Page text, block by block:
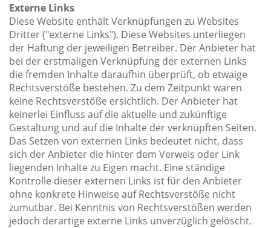
Externe Links
Diese Website enthält Verknüpfungen zu Websites
Dritter ("externe Links"). Diese Websites unterliegen
der Haftung der jeweiligen Betreiber. Der Anbieter hat
bei der erstmaligen Verknüpfung der externen Links
die fremden Inhalte daraufhin überprüft, ob etwaige
Rechtsverstöße bestehen. Zu dem Zeitpunkt waren
keine Rechtsverstöße ersichtlich. Der Anbieter hat
keinerlei Einfluss auf die aktuelle und zukünftige
Gestaltung und auf die Inhalte der verknüpften Seiten.
Das Setzen von externen Links bedeutet nicht, dass
sich der Anbieter die hinter dem Verweis oder Link
liegenden Inhalte zu Eigen macht. Eine ständige
Kontrolle dieser externen Links ist für den Anbieter
ohne konkrete Hinweise auf Rechtsverstöße nicht
zumutbar. Bei Kenntnis von Rechtsverstößen werden
jedoch derartige externe Links unverzüglich gelöscht.